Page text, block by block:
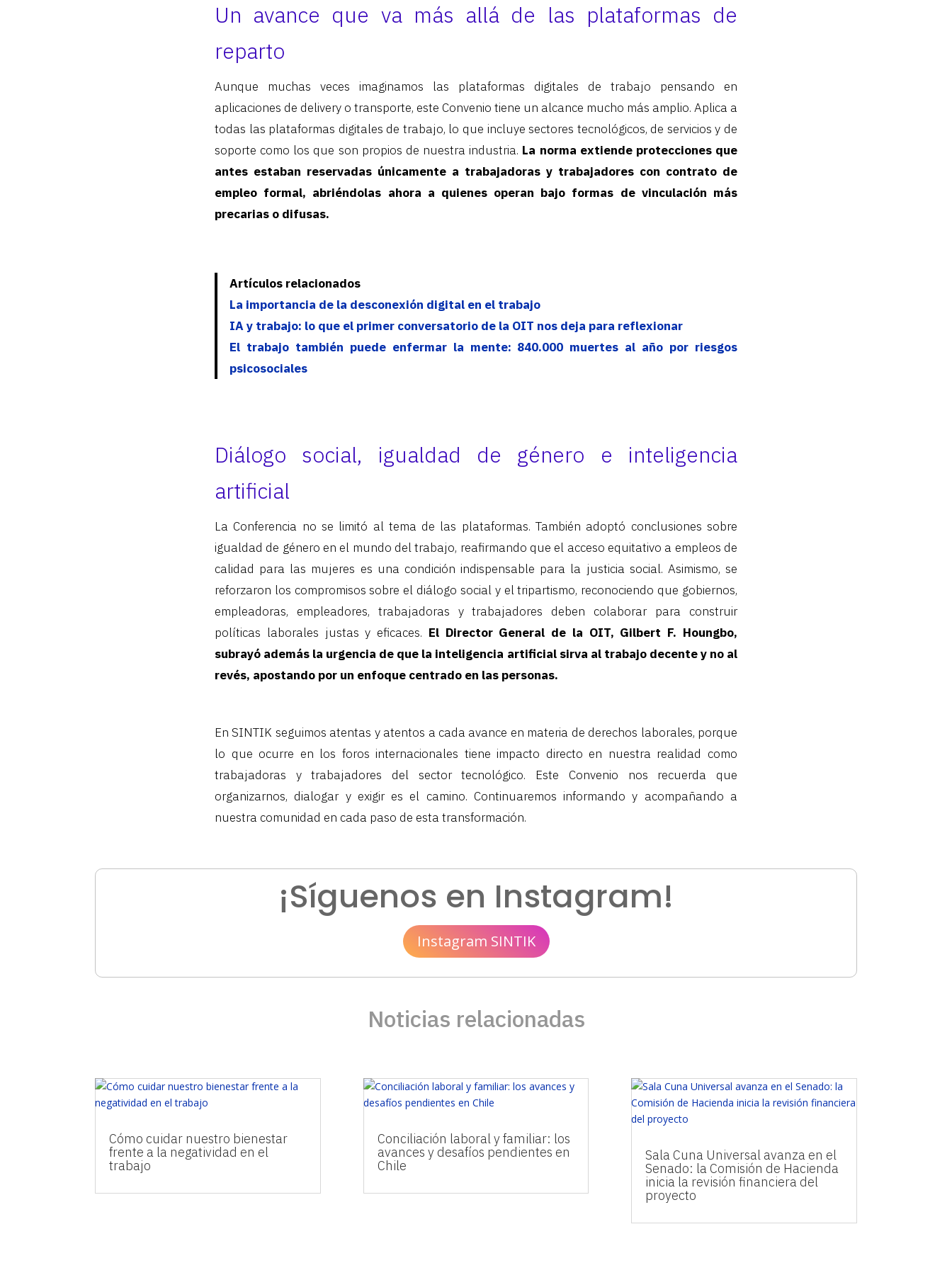
Un avance que va más allá de las plataformas de
reparto
Aunque muchas veces imaginamos las plataformas digitales de trabajo pensando en
aplicaciones de delivery o transporte, este Convenio tiene un alcance mucho más amplio. Aplica a
todas las plataformas digitales de trabajo, lo que incluye sectores tecnológicos, de servicios y de
soporte como los que son propios de nuestra industria. La norma extiende protecciones que
antes estaban reservadas únicamente a trabajadoras y trabajadores con contrato de
empleo formal, abriéndolas ahora a quienes operan bajo formas de vinculación más
precarias o difusas.
Artículos relacionados
La importancia de la desconexión digital en el trabajo
IA y trabajo: lo que el primer conversatorio de la OIT nos deja para reflexionar
El trabajo también puede enfermar la mente: 840.000 muertes al año por riesgos
psicosociales
Diálogo social, igualdad de género e inteligencia
artificial
La Conferencia no se limitó al tema de las plataformas. También adoptó conclusiones sobre
igualdad de género en el mundo del trabajo, reafirmando que el acceso equitativo a empleos de
calidad para las mujeres es una condición indispensable para la justicia social. Asimismo, se
reforzaron los compromisos sobre el diálogo social y el tripartismo, reconociendo que gobiernos,
empleadoras, empleadores, trabajadoras y trabajadores deben colaborar para construir
políticas laborales justas y eficaces. El Director General de la OIT, Gilbert F. Houngbo,
subrayó además la urgencia de que la inteligencia artificial sirva al trabajo decente y no al
revés, apostando por un enfoque centrado en las personas.
En SINTIK seguimos atentas y atentos a cada avance en materia de derechos laborales, porque
lo que ocurre en los foros internacionales tiene impacto directo en nuestra realidad como
trabajadoras y trabajadores del sector tecnológico. Este Convenio nos recuerda que
organizarnos, dialogar y exigir es el camino. Continuaremos informando y acompañando a
nuestra comunidad en cada paso de esta transformación.
¡Síguenos en Instagram!
Instagram SINTIK
Noticias relacionadas
Cómo cuidar nuestro bienestar
frente a la negatividad en el
trabajo
Conciliación laboral y familiar: los
avances y desafíos pendientes en
Chile
Sala Cuna Universal avanza en el
Senado: la Comisión de Hacienda
inicia la revisión financiera del
proyecto